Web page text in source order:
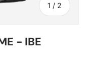
1 / de
2
- IBE